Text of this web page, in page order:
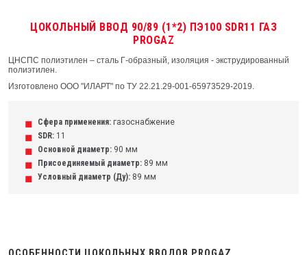
ЦОКОЛЬНЫЙ ВВОД 90/89 (1*2) ПЭ100 SDR11 ГАЗ
PROGAZ
ЦНСПС полиэтилен – сталь Г-образный, изоляция - экструдированный
полиэтилен.
Изготовлено ООО "ИЛАРТ" по ТУ 22.21.29-001-65973529-2019.
Сфера применения: газоснабжение
SDR: 11
Основной диаметр: 90 мм
Присоединяемый диаметр: 89 мм
Условный диаметр (Ду): 89 мм